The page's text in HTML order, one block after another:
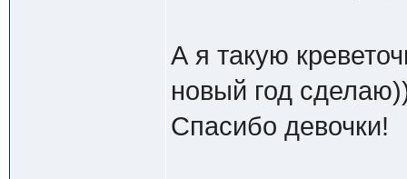
А я такую
новый год
Спасибо девочки!